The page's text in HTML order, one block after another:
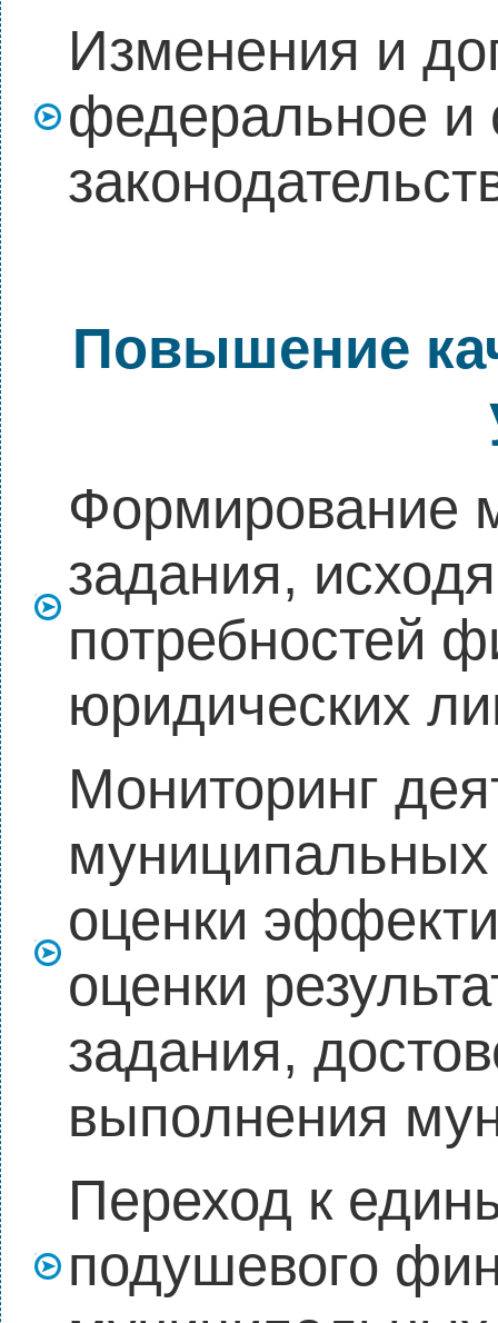
Изменения и
федеральное и
Повышение
Формирование
задания,
потребностей
юридических
Мониторинг
оценки
оценки
задания,
выполнения
Переход к
подушевого